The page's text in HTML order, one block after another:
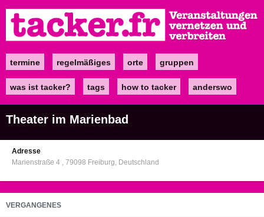
zum
Inhalt
Maintermine regelmäßiges orte gruppen
was ist tacker? tags how to tacker anderswo
Theater im Marienbad
Adresse
Marienstraße 4
79098 Freiburg Deutschland
VERGANGENES